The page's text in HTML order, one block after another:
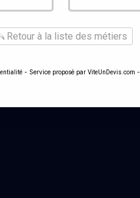
Retour à la liste des métiers
- Service proposé par ViteUnDevis.com -